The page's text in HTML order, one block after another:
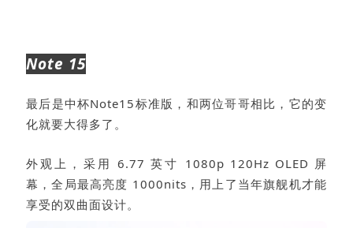
Note 15
最后是中杯Note15标准版，和两位哥哥相比，它的变
化就要大得多了。
外观上，采用 6.77 英寸 1080p 120Hz OLED 屏
幕，全局最高亮度 1000nits，用上了当年旗舰机才能
享受的双曲面设计。